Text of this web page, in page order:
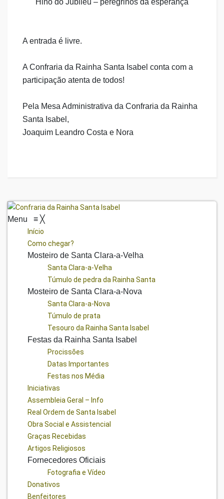
Hino do Jubileu – peregrinos da esperança
A entrada é livre.
A Confraria da Rainha Santa Isabel conta com a
participação atenta de todos!
Pela Mesa Administrativa da Confraria da Rainha
Santa Isabel,
Joaquim Leandro Costa e Nora
Menu ≡ ╳
Início
Como chegar?
Mosteiro de Santa Clara-a-Velha
Santa Clara-a-Velha
Túmulo de pedra da Rainha Santa
Mosteiro de Santa Clara-a-Nova
Santa Clara-a-Nova
Túmulo de prata
Tesouro da Rainha Santa Isabel
Festas da Rainha Santa Isabel
Procissões
Datas Importantes
Festas nos Média
Iniciativas
Assembleia Geral – Info
Real Ordem de Santa Isabel
Obra Social e Assistencial
Graças Recebidas
Artigos Religiosos
Fornecedores Oficiais
Fotografia e Vídeo
Donativos
Benfeitores